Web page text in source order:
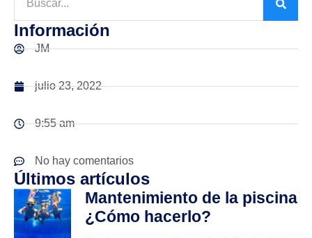
Información
JM
julio 23, 2022
9:55 am
No hay comentarios
Últimos artículos
Mantenimiento de la piscina
¿Cómo hacerlo?